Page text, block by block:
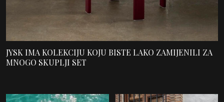
JYSK IMA KOLEKCIJU KOJU BISTE LAKO ZAMIJENILI ZA
MNOGO SKUPLJI SET